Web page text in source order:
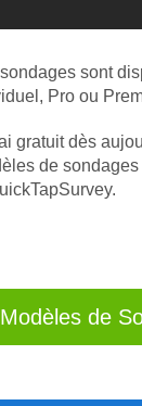
sont
Pro ou
gratuit dès
de sondages
de